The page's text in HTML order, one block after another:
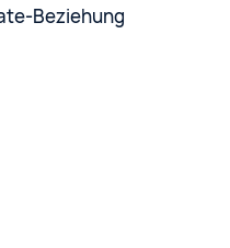
Beziehung